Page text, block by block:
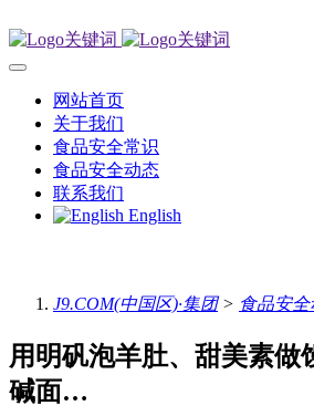
网站首页
关于我们
食品安全常识
食品安全动态
联系我们
English
J9.COM(中国区)·集团> 食品安全
用明矾泡羊肚、甜美素做
碱面…